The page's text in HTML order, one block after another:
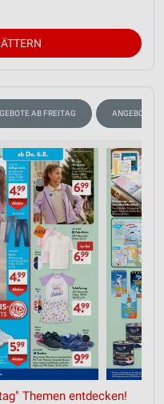
AB FREITAG ANGEBOTE
Themen entdecken!